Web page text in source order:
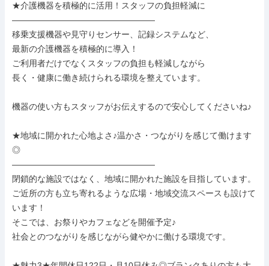
★介護機器を積極的に活用！スタッフの負担軽減に
―――――――――――――――――
移乗支援機器や見守りセンサー、記録システムなど、
最新の介護機器を積極的に導入！
ご利用者だけでなくスタッフの負担も軽減しながら
長く・健康に働き続けられる環境を整えています。
機器の使い方もスタッフがお伝えするので安心してくださいね♪
★地域に開かれた心地よさ♪温かさ・つながりを感じて働けます
◎
―――――――――――――――――
閉鎖的な施設ではなく、地域に開かれた施設を目指しています。
ご近所の方も立ち寄れるような広場・地域交流スペースも設けて
います！
そこでは、お祭りやカフェなどを開催予定♪
社会とのつながりを感じながら健やかに働ける環境です。